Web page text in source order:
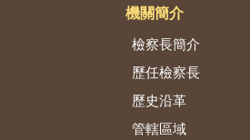
機關簡介
檢察長簡介
歷任檢察長
歷史沿革
管轄區域